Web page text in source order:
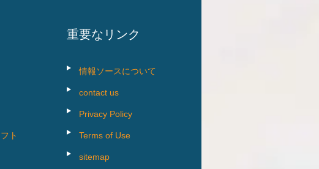
ト
重要なリンク
情報ソースについて
contact us
Privacy Policy
Terms of Use
sitemap